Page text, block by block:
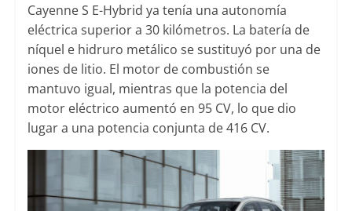
Cayenne S E-Hybrid ya tenía una autonomía
eléctrica superior a 30 kilómetros. La batería de
níquel e hidruro metálico se sustituyó por una de
iones de litio. El motor de combustión se
mantuvo igual, mientras que la potencia del
motor eléctrico aumentó en 95 CV, lo que dio
lugar a una potencia conjunta de 416 CV.